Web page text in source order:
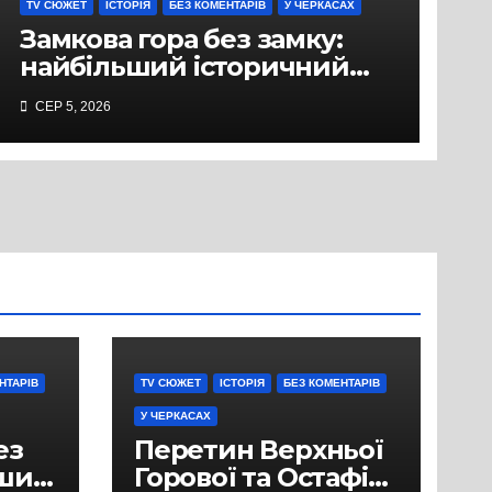
TV СЮЖЕТ ІСТОРІЯ БЕЗ КОМЕНТАРІВ У ЧЕРКАСАХ
Замкова гора без замку:
найбільший історичний
міф Черкас
СЕР 5, 2026
TV СЮЖЕТ ІСТОРІЯ БЕЗ КОМЕНТАРІВ
У ЧЕРКАСАХ
Перетин Верхньої
Горової та Остафія